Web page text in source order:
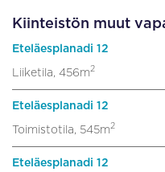
Kiinteistön muut
Eteläesplanadi 12
Liiketila, 456m2
Eteläesplanadi 12
Toimistotila, 545m2
Eteläesplanadi 12